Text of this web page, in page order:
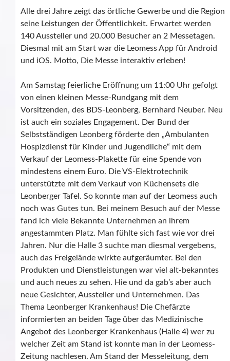
Alle drei Jahre zeigt das örtliche Gewerbe und die Region
seine Leistungen der Öffentlichkeit. Erwartet werden
140 Aussteller und 20.000 Besucher an 2 Messetagen.
Diesmal mit am Start war die Leomess App für Android
und iOS. Motto, Die Messe interaktiv erleben!
Am Samstag feierliche Eröffnung um 11:00 Uhr gefolgt
von einen kleinen Messe-Rundgang mit dem
Vorsitzenden, des BDS-Leonberg, Bernhard Neuber. Neu
ist auch ein soziales Engagement. Der Bund der
Selbstständigen Leonberg förderte den „Ambulanten
Hospizdienst für Kinder und Jugendliche“ mit dem
Verkauf der Leomess-Plakette für eine Spende von
mindestens einem Euro. Die VS-Elektrotechnik
unterstützte mit dem Verkauf von Küchensets die
Leonberger Tafel. So konnte man auf der Leomess auch
noch was Gutes tun. Bei meinem Besuch auf der Messe
fand ich viele Bekannte Unternehmen an ihrem
angestammten Platz. Man fühlte sich fast wie vor drei
Jahren. Nur die Halle 3 suchte man diesmal vergebens,
auch das Freigelände wirkte aufgeräumter. Bei den
Produkten und Dienstleistungen war viel alt-bekanntes
und auch neues zu sehen. Hie und da gab’s aber auch
neue Gesichter, Aussteller und Unternehmen. Das
Thema Leonberger Krankenhaus! Die Chefärzte
informierten an beiden Tage über das Medizinische
Angebot des Leonberger Krankenhaus (Halle 4) wer zu
welcher Zeit am Stand ist konnte man in der Leomess-
Zeitung nachlesen. Am Stand der Messeleitung, dem